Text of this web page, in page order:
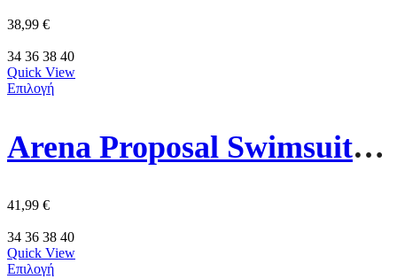
38,99 €
34 36 38 40
Quick View
Επιλογή
Arena Proposal Swimsuit Swim Γυναικείο Μαγιό 010803-590 Μάυρο
41,99 €
34 36 38 40
Quick View
Επιλογή